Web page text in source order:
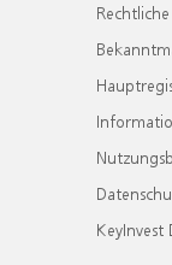
KeyInvest